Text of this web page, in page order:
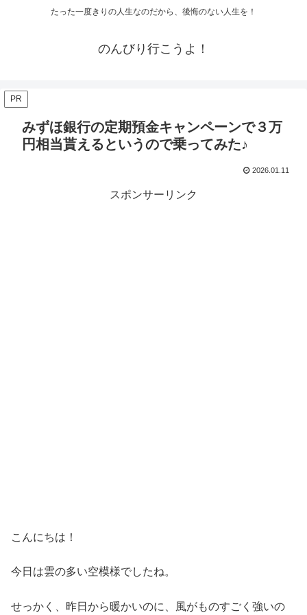
たった一度きりの人生なのだから、後悔のない人生を！
のんびり行こうよ！
PR
みずほ銀行の定期預金キャンペーンで３万
円相当貰えるというので乗ってみた♪
2026.01.11
スポンサーリンク
こんにちは！
今日は雲の多い空模様でしたね。
せっかく、昨日から暖かいのに、風がものすごく強いの